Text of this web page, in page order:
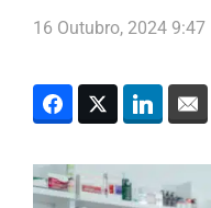
16 Outubro, 2024 9:47